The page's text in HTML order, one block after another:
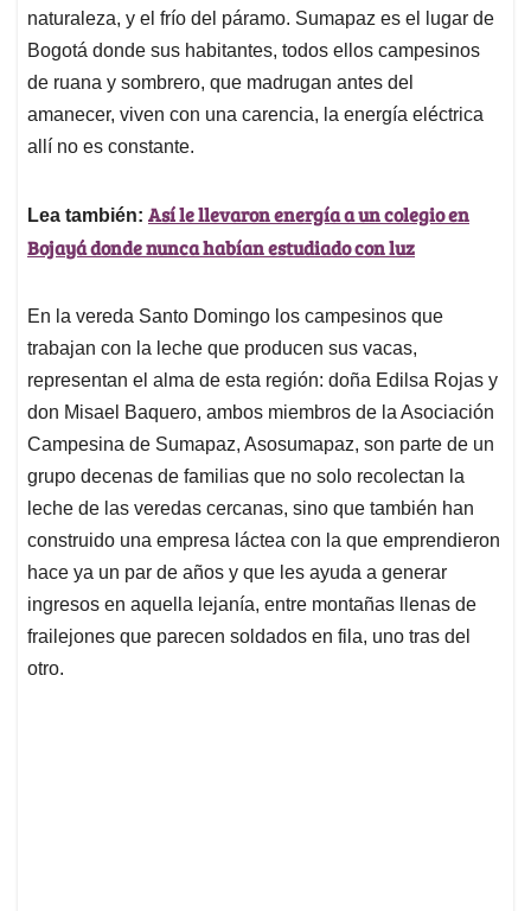
p
k
n
naturaleza, y el frío del páramo. Sumapaz es el lugar de
Bogotá donde sus habitantes, todos ellos campesinos
de ruana y sombrero, que madrugan antes del
amanecer, viven con una carencia, la energía eléctrica
allí no es constante.
Lea también: Así le llevaron energía a un colegio en
Bojayá donde nunca habían estudiado con luz
En la vereda Santo Domingo los campesinos que
trabajan con la leche que producen sus vacas,
representan el alma de esta región: doña Edilsa Rojas y
don Misael Baquero, ambos miembros de la Asociación
Campesina de Sumapaz, Asosumapaz, son parte de un
grupo decenas de familias que no solo recolectan la
leche de las veredas cercanas, sino que también han
construido una empresa láctea con la que emprendieron
hace ya un par de años y que les ayuda a generar
ingresos en aquella lejanía, entre montañas llenas de
frailejones que parecen soldados en fila, uno tras del
otro.